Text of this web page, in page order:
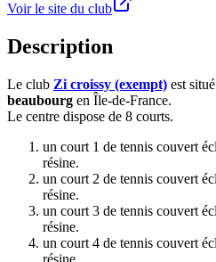
Voir le site du club
Description
Le club Zi croissy (exempt) est
beaubourg en Île-de-France.
Le centre dispose de 8 courts.
un court 1 de tennis couvert
résine.
un court 2 de tennis couvert
résine.
un court 3 de tennis couvert
résine.
un court 4 de tennis couvert
résine.